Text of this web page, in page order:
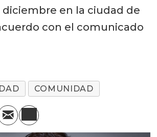
diciembre en la ciudad de
con el comunicado
COMUNIDAD